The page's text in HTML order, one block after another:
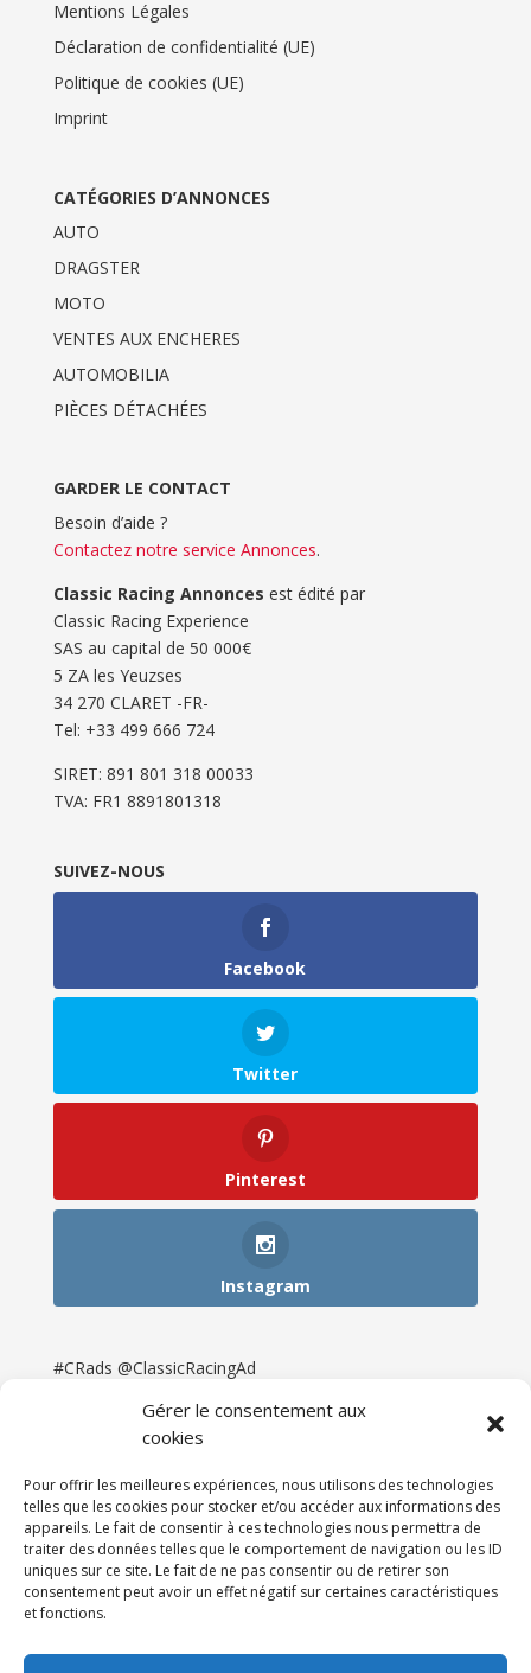
Gérer le consentement aux
cookies
Pour offrir les meilleures expériences, nous utilisons des technologies
telles que les cookies pour stocker et/ou accéder aux informations des
appareils. Le fait de consentir à ces technologies nous permettra de
traiter des données telles que le comportement de navigation ou les ID
uniques sur ce site. Le fait de ne pas consentir ou de retirer son
consentement peut avoir un effet négatif sur certaines caractéristiques
et fonctions.
Mentions Légales
Déclaration de confidentialité (UE)
Politique de cookies (UE)
Imprint
CATÉGORIES D’ANNONCES
AUTO
DRAGSTER
MOTO
VENTES AUX ENCHERES
AUTOMOBILIA
PIÈCES DÉTACHÉES
GARDER LE CONTACT
Besoin d’aide ?
Contactez notre service Annonces.
Classic Racing Annonces est édité par
Classic Racing Experience
SAS au capital de 50 000€
5 ZA les Yeuzses
34 270 CLARET -FR-
Tel: ‭+33 499 666 724‬
SIRET: 891 801 318 00033
TVA: FR1 8891801318
SUIVEZ-NOUS
Facebook
Twitter
Pinterest
Instagram
#CRads @ClassicRacingAd
Newsletter & Presse
Partenaires Tarifs